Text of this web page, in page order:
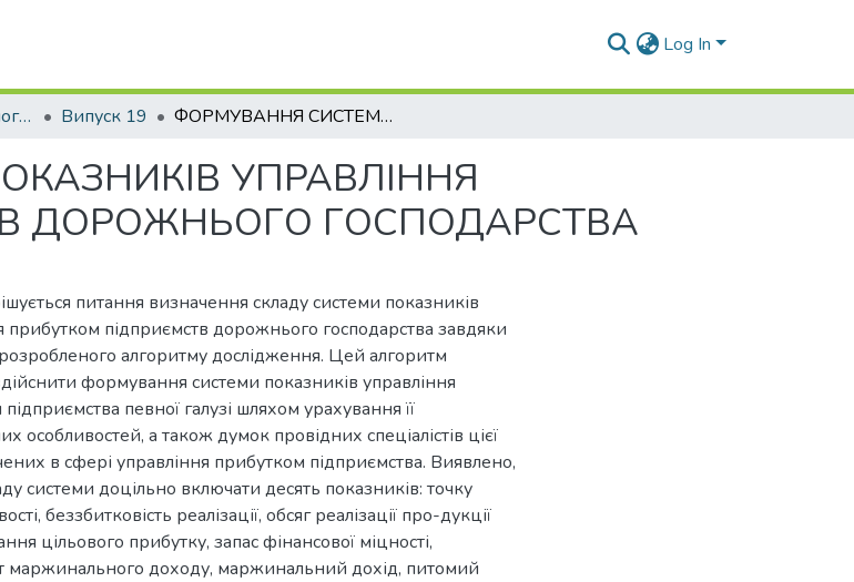
Log In
Економіка транспортного комплексу Випуск 19 ФОРМУВАННЯ СИСТЕМИ ПОКАЗНИКІВ УПРАВЛІННЯ ПРИБУТКОМ ПІДПРИЄМСТВ ДОРОЖНЬОГО ГОСПОДАРСТВА
УПРАВЛІННЯ
ДОРОЖНЬОГО ГОСПОДАРСТВА
питання визначення складу системи показників
прибутком підприємств дорожнього господарства завдяки
розробленого алгоритму дослідження. Цей алгоритм
формування системи показників управління
певної галузі шляхом урахування її
особливостей, а також думок провідних спеціалістів цієї
в сфері управління прибутком підприємства. Виявлено,
системи доцільно включати десять показників: точку
беззбитковість реалізації, обсяг реалізації про-дукції
цільового прибутку, запас фінансової міцності,
маржинального доходу, маржинальний дохід, питомий